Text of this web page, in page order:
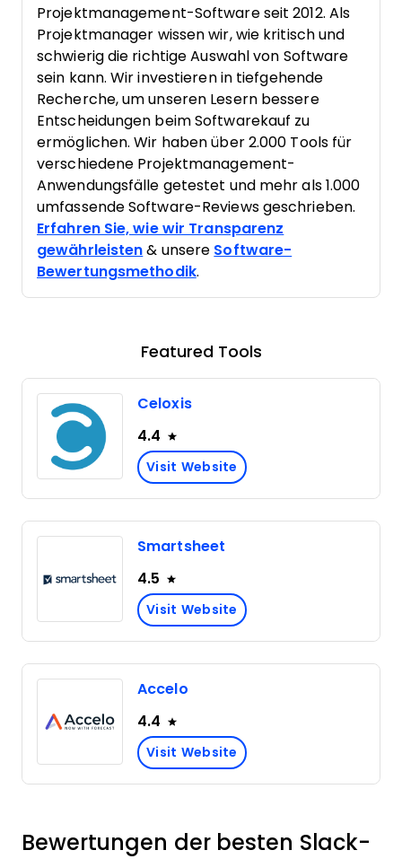
Projektmanagement-Software seit 2012. Als
Projektmanager wissen wir, wie kritisch und
schwierig die richtige Auswahl von Software
sein kann. Wir investieren in tiefgehende
Recherche, um unseren Lesern bessere
Entscheidungen beim Softwarekauf zu
ermöglichen. Wir haben über 2.000 Tools für
verschiedene Projektmanagement-
Anwendungsfälle getestet und mehr als 1.000
umfassende Software-Reviews geschrieben.
Erfahren Sie, wie wir Transparenz
gewährleisten & unsere Software-
Bewertungsmethodik.
Featured Tools
Celoxis
4.4
Visit Website
Smartsheet
4.5
Visit Website
Accelo
4.4
Visit Website
Bewertungen der besten Slack-